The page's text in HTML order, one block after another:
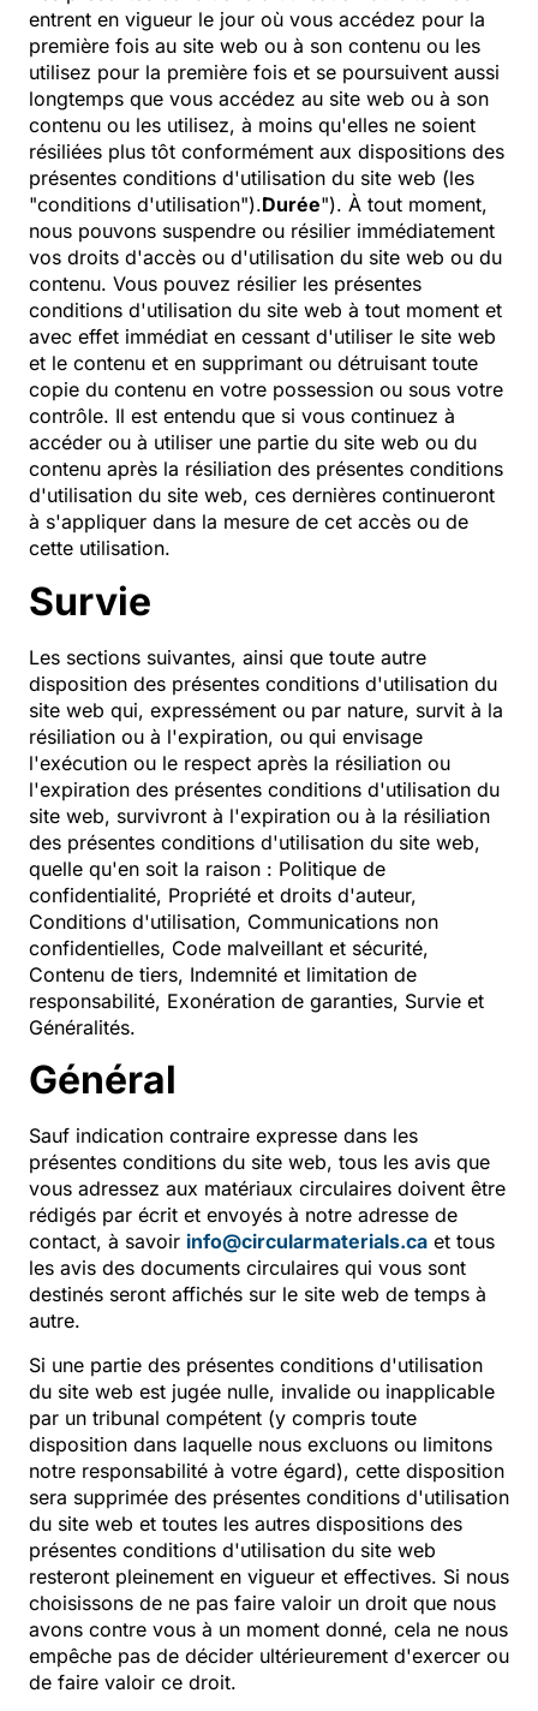
entrent en vigueur le jour où vous accédez pour la
première fois au site web ou à son contenu ou les
utilisez pour la première fois et se poursuivent aussi
longtemps que vous accédez au site web ou à son
contenu ou les utilisez, à moins qu'elles ne soient
résiliées plus tôt conformément aux dispositions des
présentes conditions d'utilisation du site web (les
"conditions d'utilisation").Durée"). À tout moment,
nous pouvons suspendre ou résilier immédiatement
vos droits d'accès ou d'utilisation du site web ou du
contenu. Vous pouvez résilier les présentes
conditions d'utilisation du site web à tout moment et
avec effet immédiat en cessant d'utiliser le site web
et le contenu et en supprimant ou détruisant toute
copie du contenu en votre possession ou sous votre
contrôle. Il est entendu que si vous continuez à
accéder ou à utiliser une partie du site web ou du
contenu après la résiliation des présentes conditions
d'utilisation du site web, ces dernières continueront
à s'appliquer dans la mesure de cet accès ou de
cette utilisation.
Survie
Les sections suivantes, ainsi que toute autre
disposition des présentes conditions d'utilisation du
site web qui, expressément ou par nature, survit à la
résiliation ou à l'expiration, ou qui envisage
l'exécution ou le respect après la résiliation ou
l'expiration des présentes conditions d'utilisation du
site web, survivront à l'expiration ou à la résiliation
des présentes conditions d'utilisation du site web,
quelle qu'en soit la raison : Politique de
confidentialité, Propriété et droits d'auteur,
Conditions d'utilisation, Communications non
confidentielles, Code malveillant et sécurité,
Contenu de tiers, Indemnité et limitation de
responsabilité, Exonération de garanties, Survie et
Généralités.
Général
Sauf indication contraire expresse dans les
présentes conditions du site web, tous les avis que
vous adressez aux matériaux circulaires doivent être
rédigés par écrit et envoyés à notre adresse de
contact, à savoir info@circularmaterials.ca et tous
les avis des documents circulaires qui vous sont
destinés seront affichés sur le site web de temps à
autre.
Si une partie des présentes conditions d'utilisation
du site web est jugée nulle, invalide ou inapplicable
par un tribunal compétent (y compris toute
disposition dans laquelle nous excluons ou limitons
notre responsabilité à votre égard), cette disposition
sera supprimée des présentes conditions d'utilisation
du site web et toutes les autres dispositions des
présentes conditions d'utilisation du site web
resteront pleinement en vigueur et effectives. Si nous
choisissons de ne pas faire valoir un droit que nous
avons contre vous à un moment donné, cela ne nous
empêche pas de décider ultérieurement d'exercer ou
de faire valoir ce droit.